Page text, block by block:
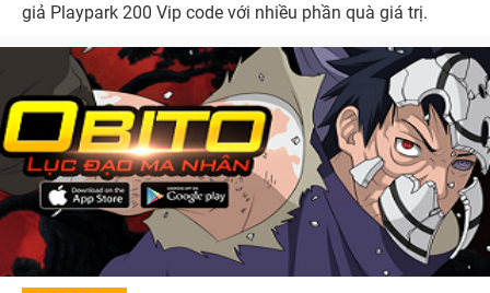
giả Playpark 200 Vip code với nhiều phần quà giá trị.